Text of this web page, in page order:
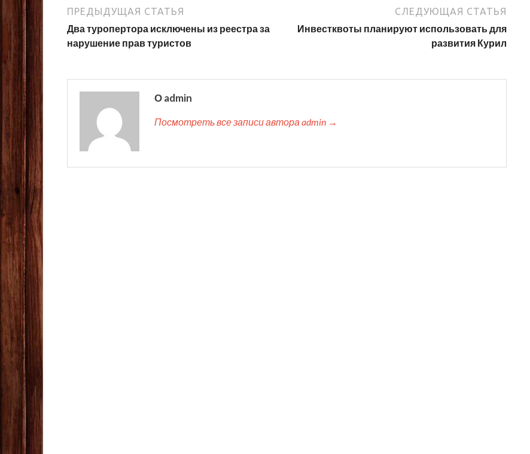
ПРЕДЫДУЩАЯ СТАТЬЯ
Два туропертора исключены из реестра за
нарушение прав туристов
СЛЕДУЮЩАЯ СТАТЬЯ
Инвестквоты планируют использовать для
развития Курил
О admin
Посмотреть все записи автора admin →